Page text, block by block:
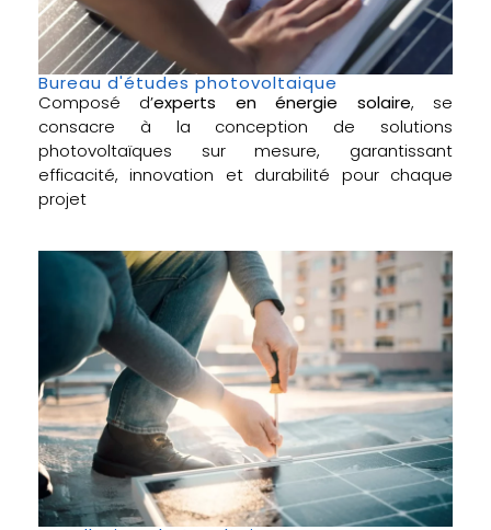
Bureau d'études photovoltaique
Composé d’experts en énergie solaire, se
consacre à la conception de solutions
photovoltaïques sur mesure, garantissant
efficacité, innovation et durabilité pour chaque
projet